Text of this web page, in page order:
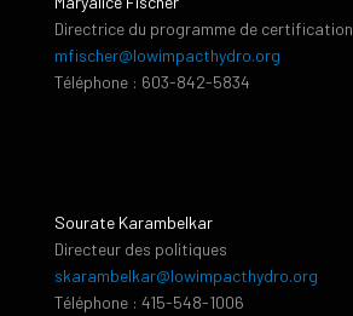
Directrice du programme de certification
mfischer@lowimpacthydro.org
Téléphone : 603-842-5834
Sourate Karambelkar
Directeur des politiques
skarambelkar@lowimpacthydro.org
Téléphone : 415-548-1006